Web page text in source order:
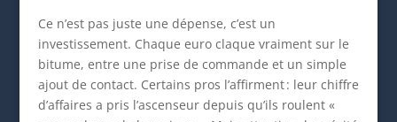
Ce n’est pas juste une dépense, c’est un
investissement. Chaque euro claque vraiment sur le
bitume, entre une prise de commande et un simple
ajout de contact. Certains pros l’affirment : leur chiffre
d’affaires a pris l’ascenseur depuis qu’ils roulent «